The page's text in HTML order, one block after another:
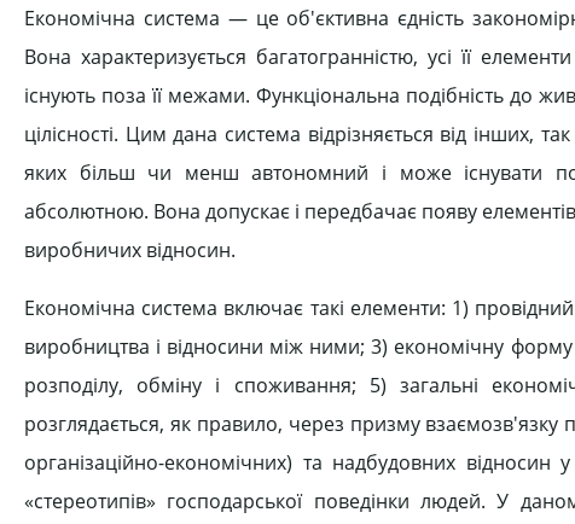
Економічна система — це об'єктивна єдність
Вона характеризується багатогранністю, усі її
існують поза її межами. Функціональна подібність до
цілісності. Цим дана система відрізняється від інших,
яких більш чи менш автономний і може існувати
абсолютною. Вона допускає і передбачає появу
виробничих відносин.
Економічна система включає такі елементи: 1)
виробництва і відносини між ними; 3) економічну
розподілу, обміну і споживання; 5) загальні
розглядається, як правило, через призму
організаційно-економічних) та надбудовних відносин
«стереотипів» господарської поведінки людей. У